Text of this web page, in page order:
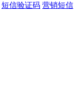
短信验证码 营销短信